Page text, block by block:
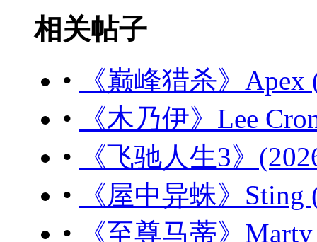
相关帖子
•
《巅峰猎杀》
•
《木乃伊》Lee
•
《飞驰人生3》
•
《屋中异蛛》
•
《至尊马蒂》